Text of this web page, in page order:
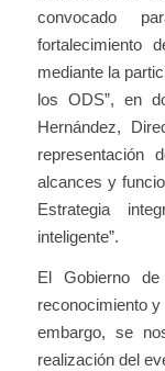
convocado
fortalecimiento
mediante la
los ODS”, en
Hernández,
representación
alcances y
Estrategia
inteligente”.
El Gobierno
reconocimiento
embargo, se
realización del